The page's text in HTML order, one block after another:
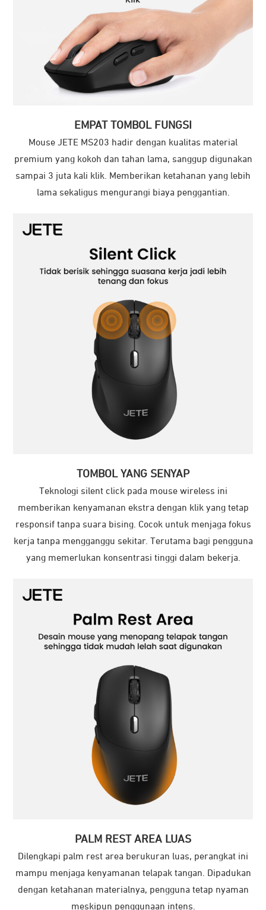
EMPAT TOMBOL FUNGSI
Mouse JETE MS203 hadir dengan kualitas material
premium yang kokoh dan tahan lama, sanggup digunakan
sampai 3 juta kali klik. Memberikan ketahanan yang lebih
lama sekaligus mengurangi biaya penggantian.
TOMBOL YANG SENYAP
Teknologi silent click pada mouse wireless ini
memberikan kenyamanan ekstra dengan klik yang tetap
responsif tanpa suara bising. Cocok untuk menjaga fokus
kerja tanpa mengganggu sekitar. Terutama bagi pengguna
yang memerlukan konsentrasi tinggi dalam bekerja.
PALM REST AREA LUAS
Dilengkapi palm rest area berukuran luas, perangkat ini
mampu menjaga kenyamanan telapak tangan. Dipadukan
dengan ketahanan materialnya, pengguna tetap nyaman
meskipun penggunaan intens.